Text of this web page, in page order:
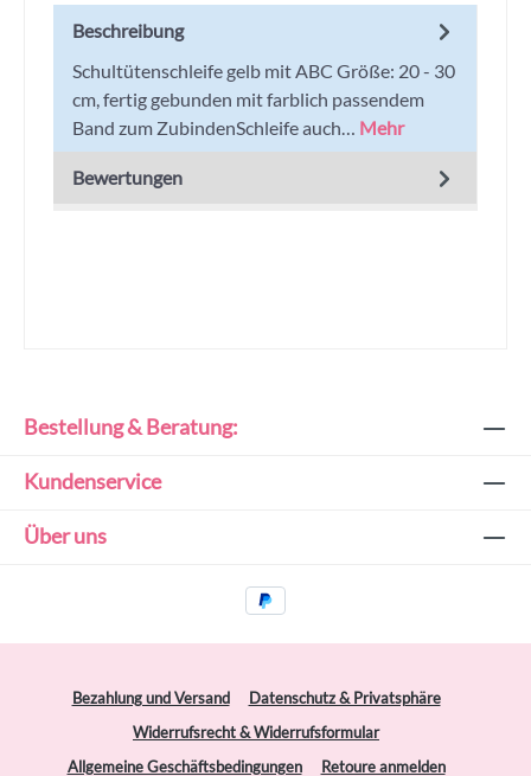
Beschreibung
Schultütenschleife gelb mit ABC Größe: 20 - 30
cm, fertig gebunden mit farblich passendem
Band zum ZubindenSchleife auch… Mehr
Bewertungen
Bestellung & Beratung:
Kundenservice
Über uns
Bezahlung und Versand
Datenschutz & Privatsphäre
Widerrufsrecht & Widerrufsformular
Allgemeine Geschäftsbedingungen
Retoure anmelden